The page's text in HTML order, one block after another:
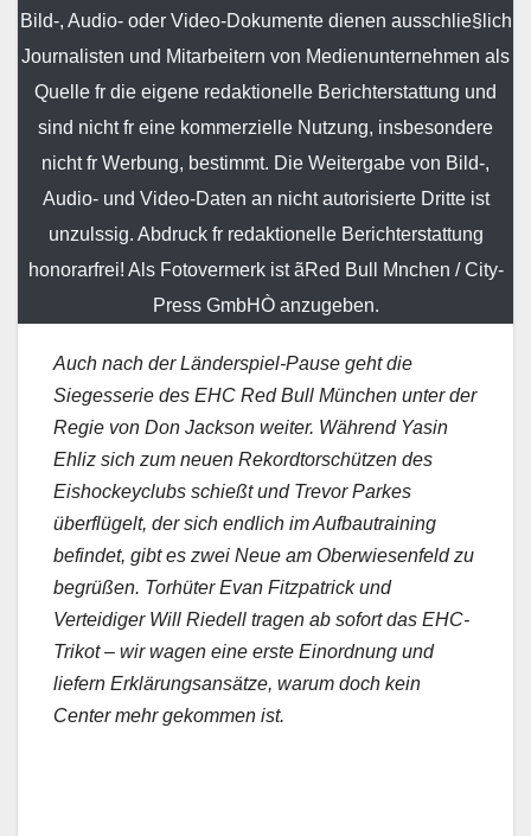
Bild-, Audio- oder Video-Dokumente dienen ausschlie§lich
Journalisten und Mitarbeitern von Medienunternehmen als
Quelle fr die eigene redaktionelle Berichterstattung und
sind nicht fr eine kommerzielle Nutzung, insbesondere
nicht fr Werbung, bestimmt. Die Weitergabe von Bild-,
Audio- und Video-Daten an nicht autorisierte Dritte ist
unzulssig. Abdruck fr redaktionelle Berichterstattung
honorarfrei! Als Fotovermerk ist ãRed Bull Mnchen / City-
Press GmbHÒ anzugeben.
Auch nach der Länderspiel-Pause geht die
Siegesserie des EHC Red Bull München unter der
Regie von Don Jackson weiter. Während Yasin
Ehliz sich zum neuen Rekordtorschützen des
Eishockeyclubs schießt und Trevor Parkes
überflügelt, der sich endlich im Aufbautraining
befindet, gibt es zwei Neue am Oberwiesenfeld zu
begrüßen. Torhüter Evan Fitzpatrick und
Verteidiger Will Riedell tragen ab sofort das EHC-
Trikot – wir wagen eine erste Einordnung und
liefern Erklärungsansätze, warum doch kein
Center mehr gekommen ist.